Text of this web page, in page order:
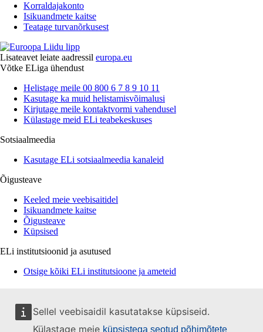
Sellel veebisaidil kasutatakse küpsiseid.
Külastage meie küpsistega seotud põhimõtete
Korraldajakonto
Isikuandmete kaitse
Teatage turvanõrkusest
Lisateavet leiate aadressil europa.eu
Võtke ELiga ühendust
Helistage meile 00 800 6 7 8 9 10 11
Kasutage ka muid helistamisvõimalusi
Kirjutage meile kontaktvormi vahendusel
Külastage meid ELi teabekeskuses
Sotsiaalmeedia
Kasutage ELi sotsiaalmeedia kanaleid
Õigusteave
Keeled meie veebisaitidel
Isikuandmete kaitse
Õigusteave
Küpsised
ELi institutsioonid ja asutused
Otsige kõiki ELi institutsioone ja ameteid